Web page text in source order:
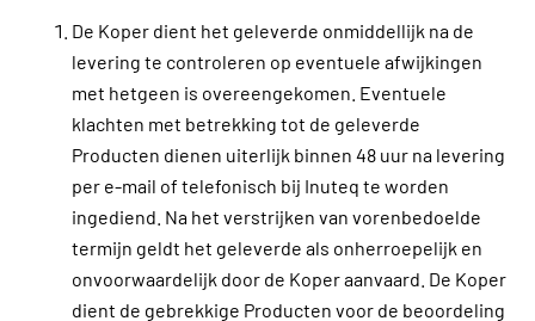
De Koper dient het geleverde onmiddellijk na de
levering te controleren op eventuele afwijkingen
met hetgeen is overeengekomen. Eventuele
klachten met betrekking tot de geleverde
Producten dienen uiterlijk binnen 48 uur na levering
per e-mail of telefonisch bij Inuteq te worden
ingediend. Na het verstrijken van vorenbedoelde
termijn geldt het geleverde als onherroepelijk en
onvoorwaardelijk door de Koper aanvaard. De Koper
dient de gebrekkige Producten voor de beoordeling